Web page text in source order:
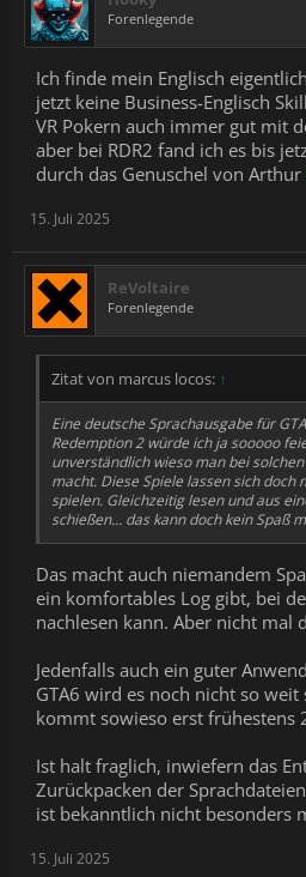
Forenlegende
Ich finde mein Englisch
jetzt keine Business-Englisch
VR Pokern auch immer gut mit
aber bei RDR2 fand ich es bis
durch das Genuschel von Arthur
15. Juli 2025
ReVoltaire
Forenlegende
Zitat von marcus locos: ↑
Eine deutsche Sprachausgabe für
Redemption 2 würde ich ja sooooo
unverständlich wieso man bei
macht. Diese Spiele lassen sich doch
spielen. Gleichzeitig lesen und aus
schießen... das kann doch kein Spaß
Das macht auch niemandem
ein komfortables Log gibt, bei
nachlesen kann. Aber nicht mal
Jedenfalls auch ein guter
GTA6 wird es noch nicht so weit
kommt sowieso erst frühestens
Ist halt fraglich, inwiefern das
Zurückpacken der
ist bekanntlich nicht besonders
15. Juli 2025